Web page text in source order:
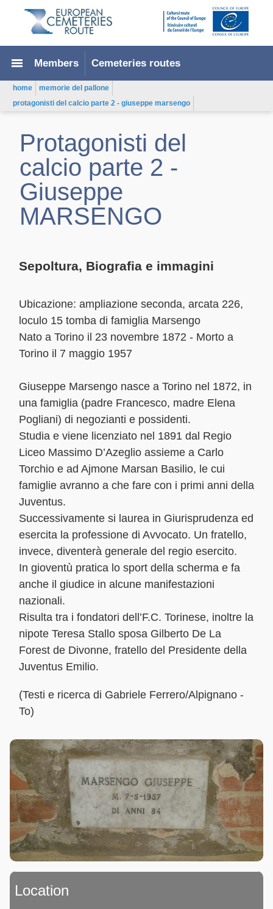
menu Members Cemeteries routes
home
memorie del pallone
protagonisti del calcio parte 2 - giuseppe marsengo
Protagonisti del
calcio parte 2 -
Giuseppe
MARSENGO
Sepoltura, Biografia e immagini
Ubicazione: ampliazione seconda, arcata 226,
loculo 15 tomba di famiglia Marsengo
Nato a Torino il 23 novembre 1872 - Morto a
Torino il 7 maggio 1957
Giuseppe Marsengo nasce a Torino nel 1872, in
una famiglia (padre Francesco, madre Elena
Pogliani) di negozianti e possidenti.
Studia e viene licenziato nel 1891 dal Regio
Liceo Massimo D’Azeglio assieme a Carlo
Torchio e ad Ajmone Marsan Basilio, le cui
famiglie avranno a che fare con i primi anni della
Juventus.
Successivamente si laurea in Giurisprudenza ed
esercita la professione di Avvocato. Un fratello,
invece, diventerà generale del regio esercito.
In gioventù pratica lo sport della scherma e fa
anche il giudice in alcune manifestazioni
nazionali.
Risulta tra i fondatori dell’F.C. Torinese, inoltre la
nipote Teresa Stallo sposa Gilberto De La
Forest de Divonne, fratello del Presidente della
Juventus Emilio.
(Testi e ricerca di Gabriele Ferrero/Alpignano -
To)
Location